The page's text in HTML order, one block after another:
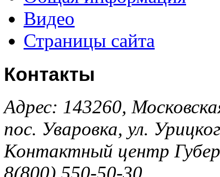
Видео
Страницы сайта
Контакты
Адрес: 143260,
пос. Уваровка, ул.
Контактный центр